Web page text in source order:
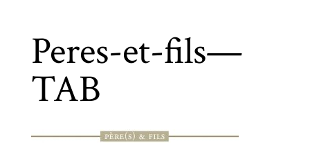
Peres-et-fils—
TAB